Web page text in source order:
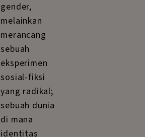
gender,
melainkan
merancang
sebuah
eksperimen
sosial-fiksi
yang radikal;
sebuah dunia
di mana
identitas